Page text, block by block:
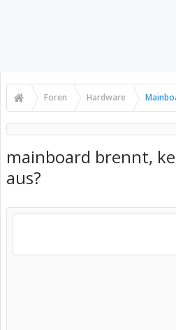
Foren Hardware
mainboard brennt,
aus?